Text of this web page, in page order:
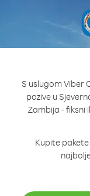
S uslugom Viber
pozive u
Zambija - fiksni
Kupite